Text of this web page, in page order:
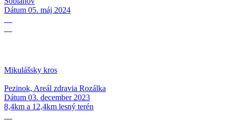
Dátum 05. máj 2024
Mikulášsky kros
Pezinok, Areál zdravia Rozálka
Dátum 03. december 2023
8,4km a 12,4km lesný terén